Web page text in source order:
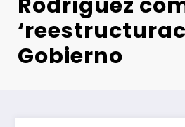
Gobierno